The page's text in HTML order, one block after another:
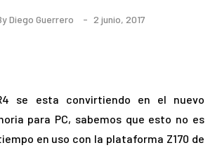
Diego Guerrero 2 junio, 2017
se esta convirtiendo en el nuevo
para PC, sabemos que esto no es
en uso con la plataforma Z170 de